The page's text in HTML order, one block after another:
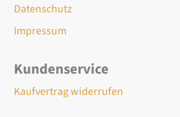
Datenschutz
Impressum
Kundenservice
Kaufvertrag widerrufen